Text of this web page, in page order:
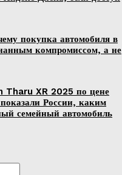
покупка автомобиля в
компромиссом, а не
XR 2025 по цене
России, каким
семейный автомобиль